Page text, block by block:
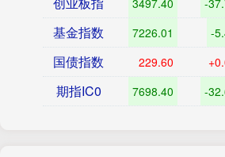
3497.40 -
基金指数 7226.01 -
国债指数 229.60
期指IC0 7698.40 -